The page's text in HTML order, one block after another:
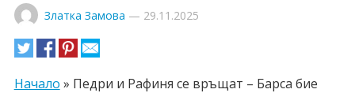
Златка Замова — 29.11.2025
Начало » Педри и Рафиня се връщат – Барса бие